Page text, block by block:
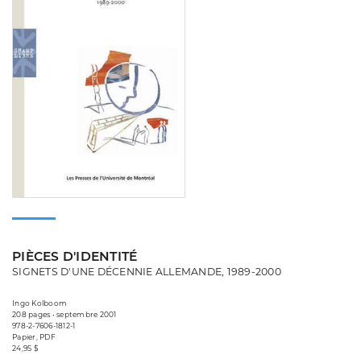
PIÈCES D'IDENTITÉ
SIGNETS D'UNE DÉCENNIE ALLEMANDE, 1989-2000
Ingo Kolboom
208 pages • septembre 2001
978-2-7606-1812-1
Papier, PDF
24,95 $